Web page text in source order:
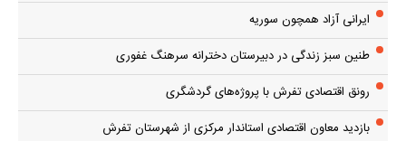
ایرانی آزاد همچون سوریه
طنین سبز زندگی در دبیرستان دخترانه سرهنگ غفوری
رونق اقتصادی تفرش با پروژه‌های گردشگری
بازدید معاون اقتصادی استاندار مرکزی از شهرستان تفرش